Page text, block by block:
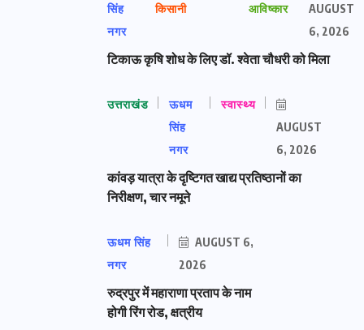
सिंह
नगर
किसानी
आविष्कार
AUGUST
6, 2026
टिकाऊ कृषि शोध के लिए डॉ. श्वेता चौधरी को मिला
उत्तराखंड
ऊधम
सिंह
नगर
स्वास्थ्य
AUGUST
6, 2026
कांवड़ यात्रा के दृष्टिगत खाद्य प्रतिष्ठानों का
निरीक्षण, चार नमूने
ऊधम सिंह
नगर
AUGUST 6,
2026
रुद्रपुर में महाराणा प्रताप के नाम
होगी रिंग रोड, क्षत्रीय